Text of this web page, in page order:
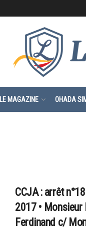
LE MAGAZINE OHADA
CCJA : arrêt
2017 •
Ferdinand c/